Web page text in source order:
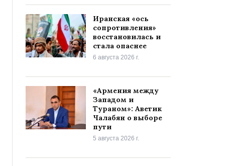
Иранская «ось
сопротивления»
восстановилась и
стала опаснее
6 августа 2026 г.
«Армения между
Западом и
Тураном»: Аветик
Чалабян о выборе
пути
5 августа 2026 г.